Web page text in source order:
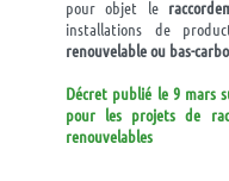
pour objet le
installations de
renouvelable ou bas-
Décret publié le 9 mars
pour les projets de
renouvelables